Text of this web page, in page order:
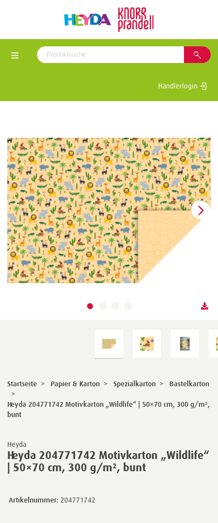
Händlerlogin
Heyda
Heyda 204771742 Motivkarton „Wildlife“
| 50×70 cm, 300 g/m², bunt
Startseite > Papier & Karton > Spezialkarton >
Bastelkarton
>
Heyda 204771742 Motivkarton „Wildlife“ | 50×70 cm, 300 g/m²,
bunt
Artikelnummer: 204771742